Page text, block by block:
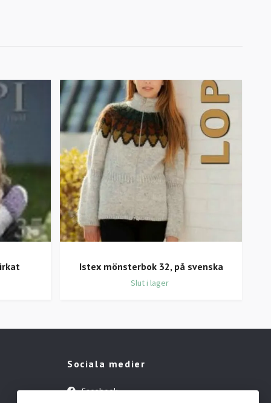
Istex mönsterbok 32, på svenska
Slut i lager
Sociala medier
Facebook